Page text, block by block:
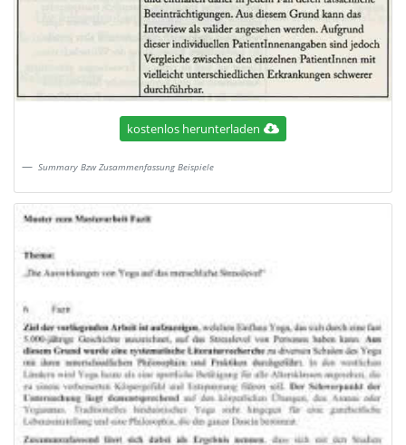
kostenlos herunterladen
Summary Bzw Zusammenfassung Beispiele